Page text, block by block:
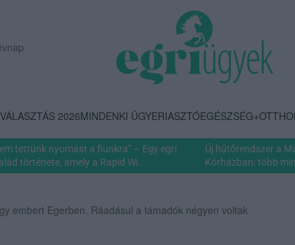
VÁLASZTÁS 2026MINDENKI ÜGYERIASZTÓEGÉSZSÉG+
tettünk nyomást a fiunkra” – Egy egri
története, amely a Rapid Wi...
Új hűtőrendszer a
Kórházban: több
embert Egerben. Ráadásul a támadók négyen voltak